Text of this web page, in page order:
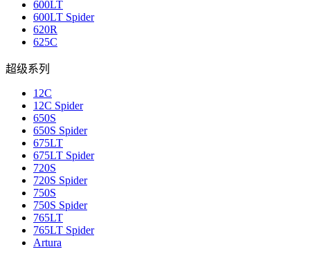
600LT
600LT Spider
620R
625C
超级系列
12C
12C Spider
650S
650S Spider
675LT
675LT Spider
720S
720S Spider
750S
750S Spider
765LT
765LT Spider
Artura